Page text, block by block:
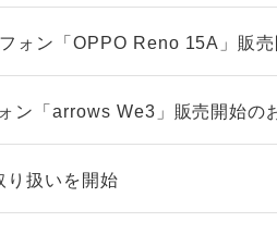
ォン「OPPO Reno 15A」販
ン「arrows We3」販売開始の
扱いを開始